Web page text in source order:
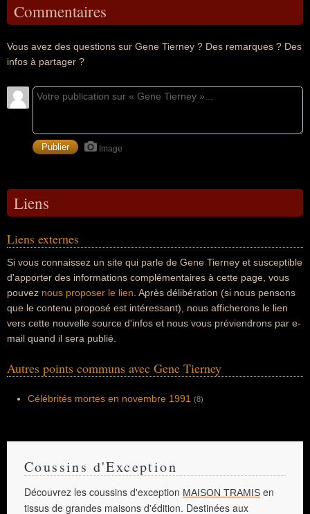
Commentaires
Vous avez des questions sur Gene Tierney ? Des remarques ? Des
infos à partager ?
Image
Liens
Liens externes
Si vous connaissez un site qui parle de Gene Tierney et susceptible
d'apporter des informations complémentaires à cette page, vous
pouvez nous proposer le lien . Après délibération (si nous pensons
que le contenu proposé est intéressant), nous afficherons le lien
vers cette nouvelle source d'infos et nous vous préviendrons par e-
mail quand il sera publié.
Autres points communs avec Gene Tierney
Célébrités mortes en novembre 1991 (8)
Coussins d'Exception
Découvrez les coussins d'exception MAISON TRAMIS en
tissus de grandes maisons d'édition. Destinées aux